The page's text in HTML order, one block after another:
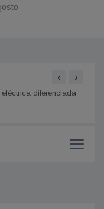
diferenciada
‹ ›